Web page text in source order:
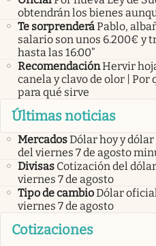
obtendrán los bienes
Te sorprenderáPablo,
salario son unos 6.200€ y
hasta las 16:00”
RecomendaciónHervir
canela y clavo de olor |
para qué sirve
Últimas noticias
MercadosDólar hoy y
del viernes 7 de agosto
Divisas Cotización del
viernes 7 de agosto
Tipo de cambioDólar
viernes 7 de agosto
Cotizaciones